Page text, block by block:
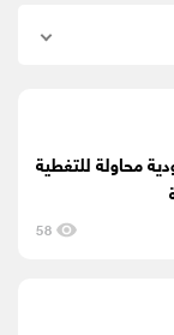
محاولة للتغطية
58